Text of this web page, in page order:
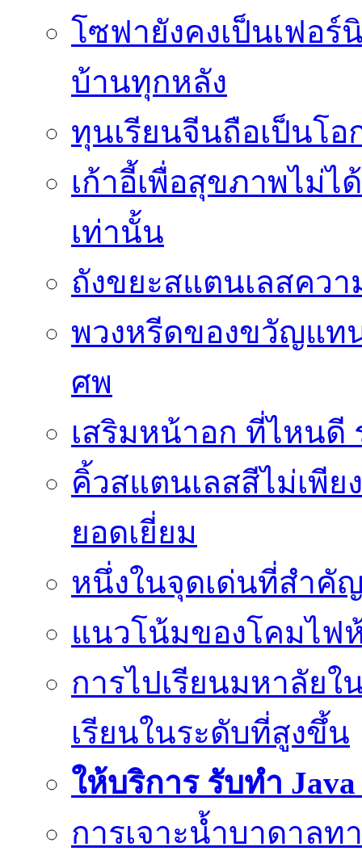
โซฟายังคงเป็นเฟอร์
บ้านทุกหลัง
ทุนเรียนจีนถือเป็นโ
เก้าอี้เพื่อสุขภาพไม่
เท่านั้น
ถังขยะสแตนเลสคว
พวงหรีดของขวัญแท
ศพ
เสริมหน้าอก ที่ไหนดี
คิ้วสแตนเลสสีไม่เพี
ยอดเยี่ยม
หนึ่งในจุดเด่นที่สำคั
แนวโน้มของโคมไฟ
การไปเรียนมหาลัย
เรียนในระดับที่สูงขึ้น
ให้บริการ รับทำ
การเจาะน้ำบาดาล